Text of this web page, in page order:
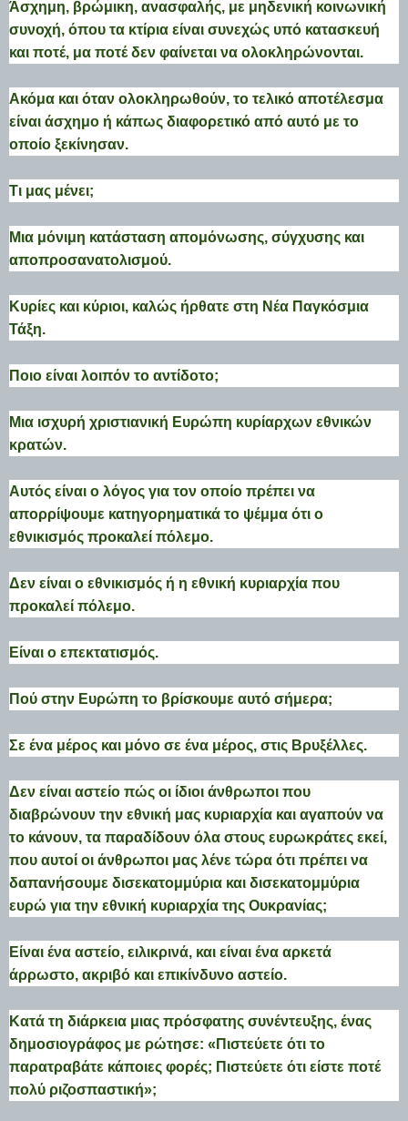
Άσχημη, βρώμικη, ανασφαλής, με μηδενική κοινωνική
συνοχή, όπου τα κτίρια είναι συνεχώς υπό κατασκευή
και ποτέ, μα ποτέ δεν φαίνεται να ολοκληρώνονται.
Ακόμα και όταν ολοκληρωθούν, το τελικό αποτέλεσμα
είναι άσχημο ή κάπως διαφορετικό από αυτό με το
οποίο ξεκίνησαν.
Τι μας μένει;
Μια μόνιμη κατάσταση απομόνωσης, σύγχυσης και
αποπροσανατολισμού.
Κυρίες και κύριοι, καλώς ήρθατε στη Νέα Παγκόσμια
Τάξη.
Ποιο είναι λοιπόν το αντίδοτο;
Μια ισχυρή χριστιανική Ευρώπη κυρίαρχων εθνικών
κρατών.
Αυτός είναι ο λόγος για τον οποίο πρέπει να
απορρίψουμε κατηγορηματικά το ψέμμα ότι ο
εθνικισμός προκαλεί πόλεμο.
Δεν είναι ο εθνικισμός ή η εθνική κυριαρχία που
προκαλεί πόλεμο.
Είναι ο επεκτατισμός.
Πού στην Ευρώπη το βρίσκουμε αυτό σήμερα;
Σε ένα μέρος και μόνο σε ένα μέρος, στις Βρυξέλλες.
Δεν είναι αστείο πώς οι ίδιοι άνθρωποι που
διαβρώνουν την εθνική μας κυριαρχία και αγαπούν να
το κάνουν, τα παραδίδουν όλα στους ευρωκράτες εκεί,
που αυτοί οι άνθρωποι μας λένε τώρα ότι πρέπει να
δαπανήσουμε δισεκατομμύρια και δισεκατομμύρια
ευρώ για την εθνική κυριαρχία της Ουκρανίας;
Είναι ένα αστείο, ειλικρινά, και είναι ένα αρκετά
άρρωστο, ακριβό και επικίνδυνο αστείο.
Κατά τη διάρκεια μιας πρόσφατης συνέντευξης, ένας
δημοσιογράφος με ρώτησε: «Πιστεύετε ότι το
παρατραβάτε κάποιες φορές; Πιστεύετε ότι είστε ποτέ
πολύ ριζοσπαστική»;